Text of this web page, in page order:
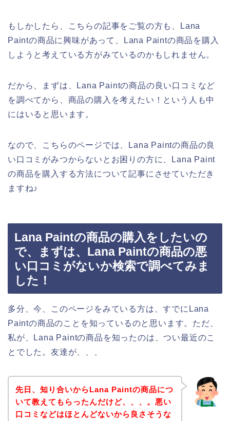
もしかしたら、こちらの記事をご覧の方も、Lana
Paintの商品に興味があって、Lana Paintの商品を購入
しようと考えている方がみているのかもしれません。
だから、まずは、Lana Paintの商品の良い口コミなど
を調べてから、商品の購入を考えたい！という人も中
にはいると思います。
なので、こちらのページでは、Lana Paintの商品の良
い口コミがみつからないとお困りの方に、Lana Paint
の商品を購入する方法について記事にさせていただき
ますね♪
Lana Paintの商品の購入をしたいの
で、まずは、Lana Paintの商品の悪
い口コミがないか検索で調べてみま
した！
多分、今、このページをみている方は、すでにLana
Paintの商品のことを知っているのと思います。ただ、
私が、Lana Paintの商品を知ったのは、つい最近のこ
とでした。友達が、、、
先日、知り合いからLana Paintの商品につ
いて教えてもらったんだけど、、、。悪い
口コミなどはほとんどないから良さそうな